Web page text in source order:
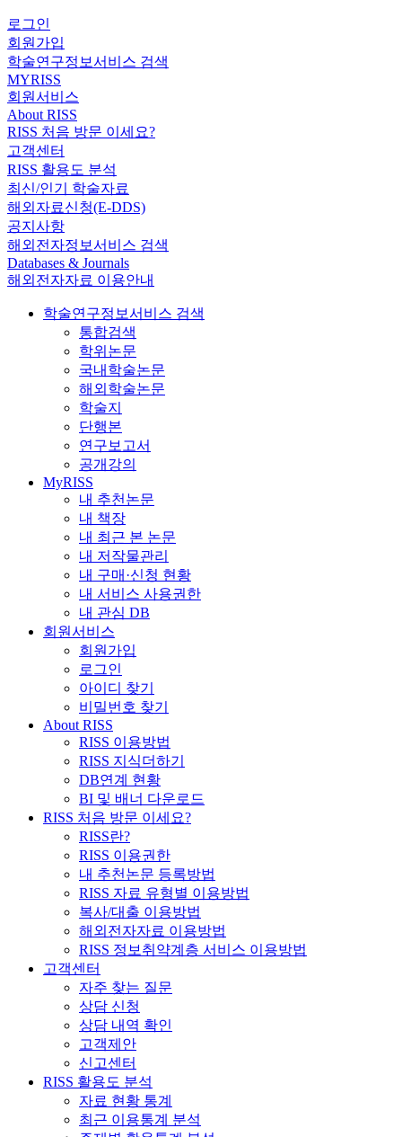
로그인
회원가입
학술연구정보서비스 검색
MYRISS
회원서비스
About RISS
RISS 처음 방문 이세요?
고객센터
RISS 활용도 분석
최신/인기 학술자료
해외자료신청(E-DDS)
공지사항
해외전자정보서비스 검색
Databases & Journals
해외전자자료 이용안내
학술연구정보서비스 검색
통합검색
학위논문
국내학술논문
해외학술논문
학술지
단행본
연구보고서
공개강의
MyRISS
내 추천논문
내 책장
내 최근 본 논문
내 저작물관리
내 구매·신청 현황
내 서비스 사용권한
내 관심 DB
회원서비스
회원가입
로그인
아이디 찾기
비밀번호 찾기
About RISS
RISS 이용방법
RISS 지식더하기
DB연계 현황
BI 및 배너 다운로드
RISS 처음 방문 이세요?
RISS란?
RISS 이용권한
내 추천논문 등록방법
RISS 자료 유형별 이용방법
복사/대출 이용방법
해외전자자료 이용방법
RISS 정보취약계층 서비스 이용방법
고객센터
자주 찾는 질문
상담 신청
상담 내역 확인
고객제안
신고센터
RISS 활용도 분석
자료 현황 통계
최근 이용통계 분석